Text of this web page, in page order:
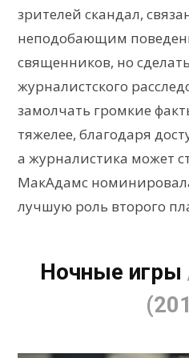
зрителей скандал,
неподобающим
священников, но
журналистского
замолчать громкие
тяжелее, благодаря
а журналистика может
МакАдамс
лучшую роль второго
Ночные игры